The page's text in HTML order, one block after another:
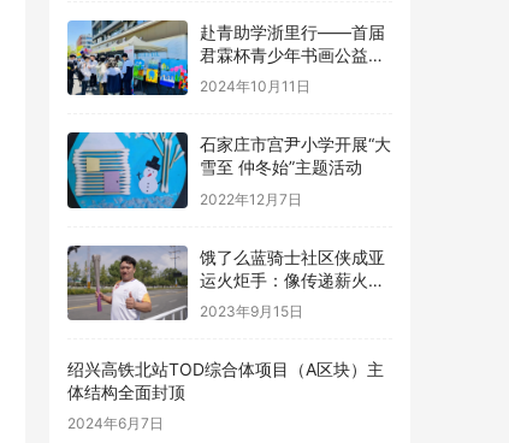
赴青助学浙里行——首届
君霖杯青少年书画公益大
赛（青海站） –海西州中
小学生书画大赛公益活动
2024年10月11日
石家庄市宫尹小学开展“大
雪至 仲冬始”主题活动
2022年12月7日
饿了么蓝骑士社区侠成亚
运火炬手：像传递薪火一
样传递好每份订单
2023年9月15日
绍兴高铁北站TOD综合体项目（A区块）主
体结构全面封顶
2024年6月7日